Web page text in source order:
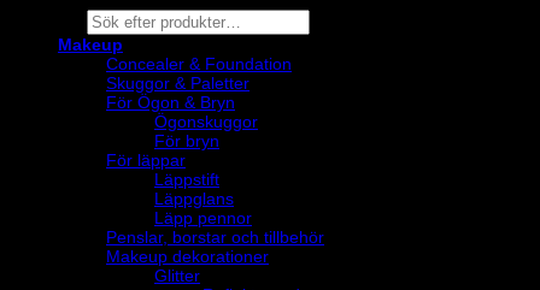
Products
search
Makeup
Concealer & Foundation
Skuggor & Paletter
För Ögon & Bryn
Ögonskuggor
För bryn
För läppar
Läppstift
Läppglans
Läpp pennor
Penslar, borstar och tillbehör
Makeup dekorationer
Glitter